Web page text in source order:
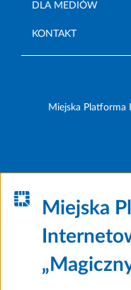
DLA MEDIÓW
KONTAKT
Miejska Platforma
Miejska